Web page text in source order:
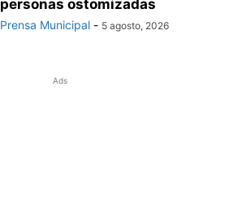
personas ostomizadas
Prensa Municipal - 5 agosto, 2026
Ads